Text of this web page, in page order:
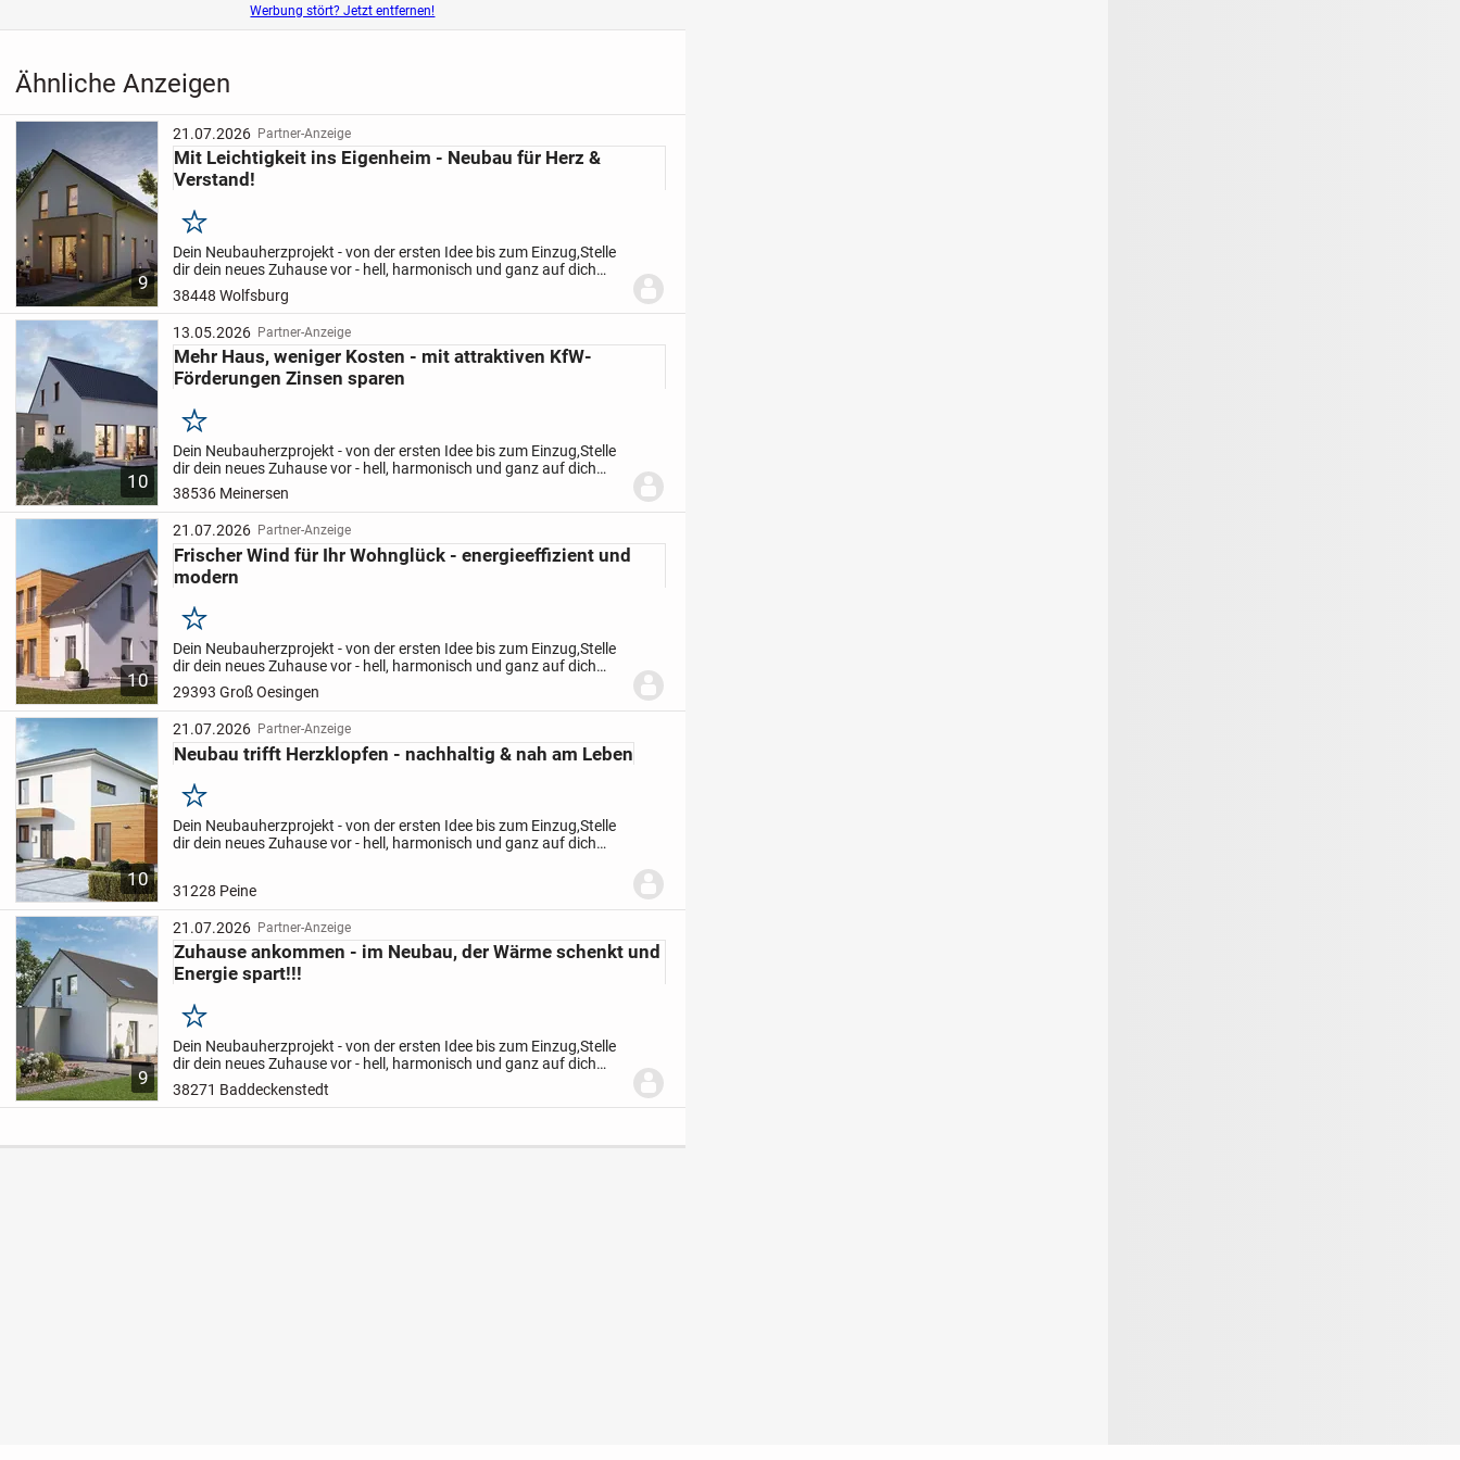
Haus vom Marktführer: höchste Sicherheit und langjährige Erfahrung - für Deine
sorgenfreie Bauzeit.
Rohbaubescheid bis zur schlüsselfertigen Übergabe.
Lass uns gemeinsam Dein Neubauherzprojekt verwirklichen. Kontaktiere mich
für eine unverbindliche Erstberatung und eine maßgeschneiderte, emotionale
Neubau-Strategie, die Dich begeistern wird
Tammy Mamerow
Im Moorbusche 15
38162 Cremlingen
017684404140 Anruf , Sms, Whatsapp
tammy.mamerow@massa-haus.de
Werbung stört? Jetzt entfernen!
Ähnliche Anzeigen
9
21.07.2026 Partner-Anzeige
Mit Leichtigkeit ins Eigenheim - Neubau für Herz &
Verstand!
Merken
Dein Neubauherzprojekt - von der ersten Idee bis zum Einzug,Stelle
dir dein neues Zuhause vor - hell, harmonisch und ganz auf dich
zugeschnitten. Wir begleiten dich mit Herzblut durch jeden Schritt...
38448 Wolfsburg
10
13.05.2026 Partner-Anzeige
Mehr Haus, weniger Kosten - mit attraktiven KfW-
Förderungen Zinsen sparen
Merken
Dein Neubauherzprojekt - von der ersten Idee bis zum Einzug,Stelle
dir dein neues Zuhause vor - hell, harmonisch und ganz auf dich
zugeschnitten. Wir begleiten dich mit Herzblut durch jeden Schritt...
38536 Meinersen
10
21.07.2026 Partner-Anzeige
Frischer Wind für Ihr Wohnglück - energieeffizient und
modern
Merken
Dein Neubauherzprojekt - von der ersten Idee bis zum Einzug,Stelle
dir dein neues Zuhause vor - hell, harmonisch und ganz auf dich
zugeschnitten. Wir begleiten dich mit Herzblut durch jeden Schritt...
29393 Groß Oesingen
10
21.07.2026 Partner-Anzeige
Neubau trifft Herzklopfen - nachhaltig & nah am Leben
Merken
Dein Neubauherzprojekt - von der ersten Idee bis zum Einzug,Stelle
dir dein neues Zuhause vor - hell, harmonisch und ganz auf dich
31228 Peine
9
21.07.2026 Partner-Anzeige
Zuhause ankommen - im Neubau, der Wärme schenkt und
Energie spart!!!
Merken
Dein Neubauherzprojekt - von der ersten Idee bis zum Einzug,Stelle
dir dein neues Zuhause vor - hell, harmonisch und ganz auf dich
zugeschnitten. Wir begleiten dich mit Herzblut durch jeden Schritt...
38271 Baddeckenstedt